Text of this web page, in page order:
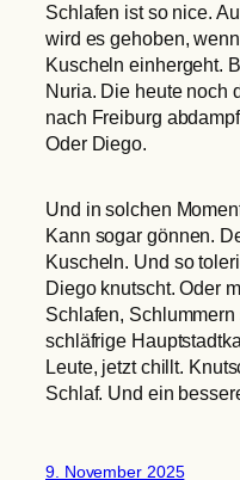
Schlafen ist so nice.
wird es gehoben,
Kuscheln einhergeht.
Nuria. Die heute noch
nach Freiburg
Oder Diego.
Und in solchen
Kann sogar gönnen.
Kuscheln. Und so
Diego knutscht. Oder
Schlafen,
schläfrige
Leute, jetzt chillt.
Schlaf. Und ein
9. November 2025